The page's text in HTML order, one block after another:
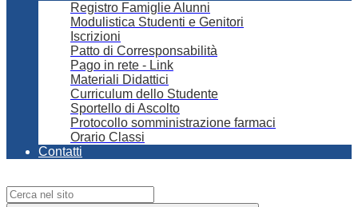
Registro Famiglie Alunni
Modulistica Studenti e Genitori
Iscrizioni
Patto di Corresponsabilità
Pago in rete - Link
Materiali Didattici
Curriculum dello Studente
Sportello di Ascolto
Protocollo somministrazione farmaci
Orario Classi
Contatti